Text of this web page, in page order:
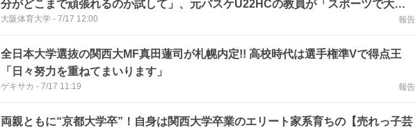
分がどこまで頑張れるのか試して」、元バスケU22HCの教員が「スポーツで大切
なのは聴く力」とエール
大阪体育大学 - 7/17 12:00 報告
全日本大学選抜の関西大MF真田蓮司が札幌内定!! 高校時代は選手権準Vで得点王
「日々努力を重ねてまいります」
ゲキサカ - 7/17 11:19 報告
両親ともに“京都大学卒”！自身は関西大学卒業のエリート家系育ちの【売れっ子芸